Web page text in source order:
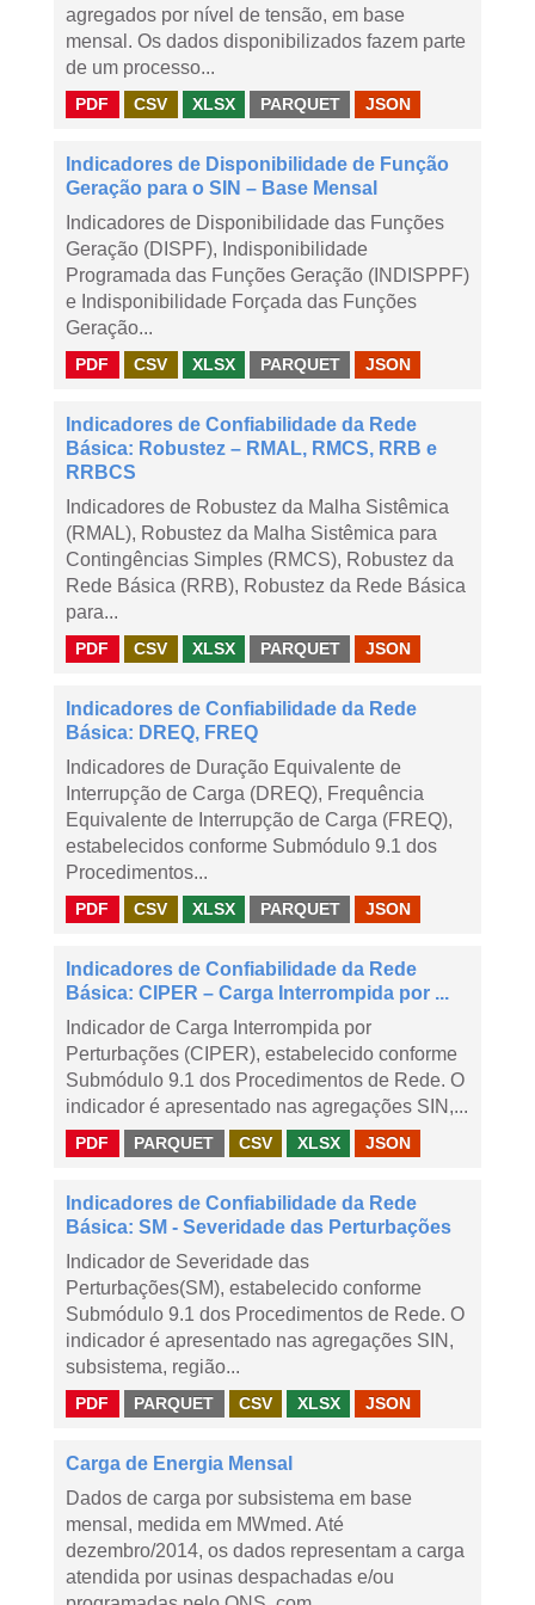
agregados por nível de tensão, em base
mensal. Os dados disponibilizados fazem parte
de um processo...
PDF CSV XLSX PARQUET JSON
Indicadores de Disponibilidade de Função
Geração para o SIN – Base Mensal
Indicadores de Disponibilidade das Funções
Geração (DISPF), Indisponibilidade
Programada das Funções Geração (INDISPPF)
e Indisponibilidade Forçada das Funções
Geração...
PDF CSV XLSX PARQUET JSON
Indicadores de Confiabilidade da Rede
Básica: Robustez – RMAL, RMCS, RRB e
RRBCS
Indicadores de Robustez da Malha Sistêmica
(RMAL), Robustez da Malha Sistêmica para
Contingências Simples (RMCS), Robustez da
Rede Básica (RRB), Robustez da Rede Básica
para...
PDF CSV XLSX PARQUET JSON
Indicadores de Confiabilidade da Rede
Básica: DREQ, FREQ
Indicadores de Duração Equivalente de
Interrupção de Carga (DREQ), Frequência
Equivalente de Interrupção de Carga (FREQ),
estabelecidos conforme Submódulo 9.1 dos
Procedimentos...
PDF CSV XLSX PARQUET JSON
Indicadores de Confiabilidade da Rede
Básica: CIPER – Carga Interrompida por ...
Indicador de Carga Interrompida por
Perturbações (CIPER), estabelecido conforme
Submódulo 9.1 dos Procedimentos de Rede. O
indicador é apresentado nas agregações SIN,...
PDF PARQUET CSV XLSX JSON
Indicadores de Confiabilidade da Rede
Básica: SM - Severidade das Perturbações
Indicador de Severidade das
Perturbações(SM), estabelecido conforme
Submódulo 9.1 dos Procedimentos de Rede. O
indicador é apresentado nas agregações SIN,
subsistema, região...
PDF PARQUET CSV XLSX JSON
Carga de Energia Mensal
Dados de carga por subsistema em base
mensal, medida em MWmed. Até
dezembro/2014, os dados representam a carga
atendida por usinas despachadas e/ou